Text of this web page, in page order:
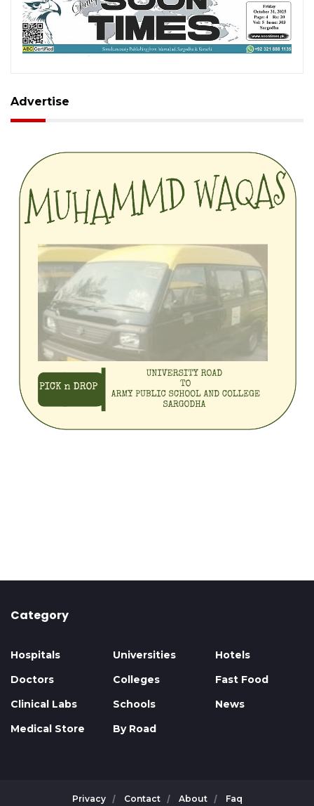
Advertise
Category
Hospitals
Doctors
Clinical Labs
Medical Store
Universities
Colleges
Schools
By Road
Hotels
Fast Food
News
Privacy Contact About Faq